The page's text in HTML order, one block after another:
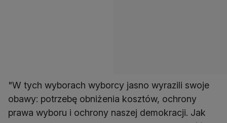
"W tych wyborach wyborcy jasno wyrazili swoje
obawy: potrzebę obniżenia kosztów, ochrony
prawa wyboru i ochrony naszej demokracji. Jak